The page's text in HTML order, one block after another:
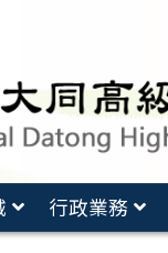
行政業務